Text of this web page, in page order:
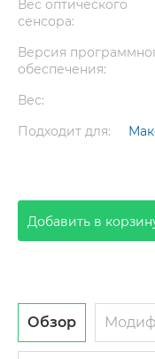
Вес оптического
сенсора:
Версия
обеспечения:
Вес:
Подходит для:
Добавить в
Обзор